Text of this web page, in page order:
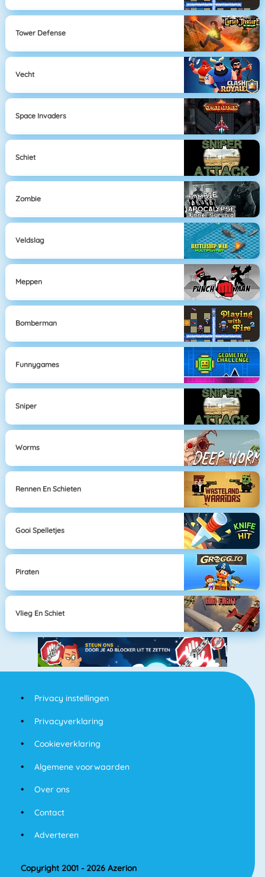
Tower Defense
Vecht
Space Invaders
Schiet
Zombie
Veldslag
Meppen
Bomberman
Funnygames
Sniper
Worms
Rennen En Schieten
Gooi Spelletjes
Piraten
Vlieg En Schiet
Privacy instellingen
Privacyverklaring
Cookieverklaring
Algemene voorwaarden
Over ons
Contact
Adverteren
Copyright 2001 - 2026 Azerion